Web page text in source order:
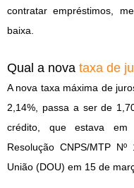
contratar empréstimos,
baixa.
Qual a nova taxa de
A nova taxa máxima de
2,14%, passa a ser de
crédito, que estava em
Resolução CNPS/MTP
União (DOU) em 15 de